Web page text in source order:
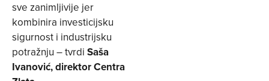
sve zanimljivije jer
kombinira investicijsku
sigurnost i industrijsku
potražnju – tvrdi Saša
Ivanović, direktor Centra